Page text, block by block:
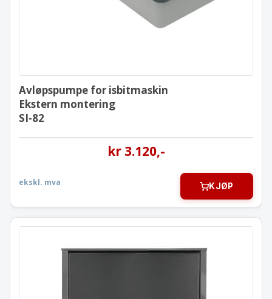
Avløpspumpe for isbitmaskin
Ekstern montering
SI-82
kr3.120,-
ekskl. mva KJØP